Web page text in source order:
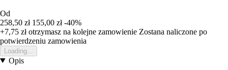
Od
258,50 zł 155,00 zł -40%
+7,75 złotrzymasz na kolejne zamowienie Zostana naliczone po
potwierdzeniu zamowienia
Loading...
Opis